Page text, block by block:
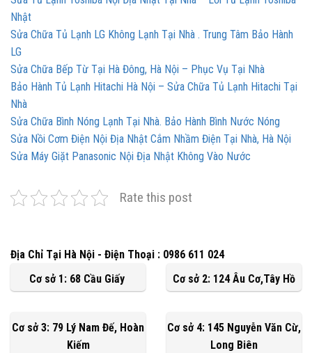
Nhật
Sửa Chữa Tủ Lạnh LG Không Lạnh Tại Nhà . Trung Tâm Bảo Hành
LG
Sửa Chữa Bếp Từ Tại Hà Đông, Hà Nội – Phục Vụ Tại Nhà
Bảo Hành Tủ Lạnh Hitachi Hà Nội – Sửa Chữa Tủ Lạnh Hitachi Tại
Nhà
Sửa Chữa Bình Nóng Lạnh Tại Nhà. Bảo Hành Bình Nước Nóng
Sửa Nồi Cơm Điện Nội Địa Nhật Cắm Nhầm Điện Tại Nhà, Hà Nội
Sửa Máy Giặt Panasonic Nội Địa Nhật Không Vào Nước
Rate this post
Địa Chỉ Tại Hà Nội - Điện Thoại : 0986 611 024
Cơ sở 1: 68 Cầu Giấy
Cơ sở 2: 124 Âu Cơ,Tây Hồ
Cơ sở 3: 79 Lý Nam Đế, Hoàn
Kiếm
Cơ sở 4: 145 Nguyễn Văn Cừ,
Long Biên